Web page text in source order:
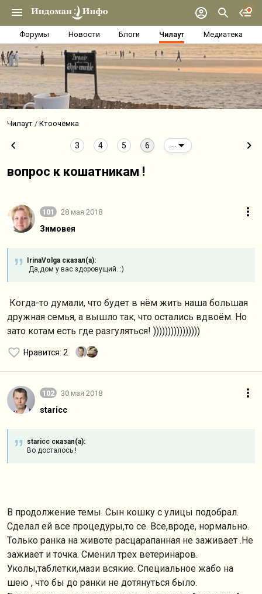
Форумы Новости Блоги Чилаут Медиатека
Чилаут Ктоочёмка
3 4 5 6
вопрос к кошатникам !
101 28 мая 2018
Зимовея
IrinaVolga сказал(а):
Да,дом у вас здоровущий. :)
Когда-то думали, что будет в нём жить наша большая
дружная семья, а вышло так, что остались вдвоём. Но
зато котам есть где разгуляться! ))))))))))))))))
Нравится: 2
102 30 мая 2018
staricc
staricc сказал(а):
Во досталось !
В продолжение темы. Сын кошку с улицы подобрал.
Сделал ей все процедуры,то се. Все,вроде, нормально.
Только ранка на животе расцарапанная не заживает .Не
зажиает и точка. Сменил трех ветеринаров.
Уколы,таблетки,мази всякие. Специальное жабо на
шею , что бы до ранки не дотянуться было.